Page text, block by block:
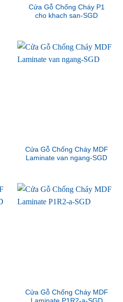
Cửa Gỗ Chống Cháy P1
cho khach san-SGD
Cửa Gỗ Chống Cháy MDF
Laminate van ngang-SGD
Cửa Gỗ Chống Cháy MDF